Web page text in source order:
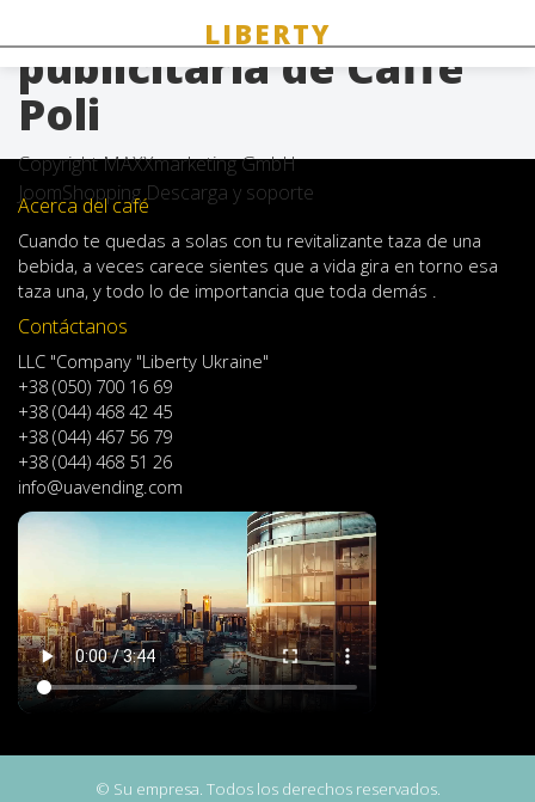
Producción
publicitaria de Caffe
Poli
Copyright MAXXmarketing GmbH
JoomShopping Descarga y soporte
Acerca del café
Cuando te quedas a solas con tu revitalizante taza de una
bebida, a veces carece sientes que a vida gira en torno esa
taza una, y todo lo de importancia que toda demás .
Contáctanos
LLC "Company "Liberty Ukraine"
+38 (050) 700 16 69
+38 (044) 468 42 45
+38 (044) 467 56 79
+38 (044) 468 51 26
info@uavending.com
© Su empresa. Todos los derechos reservados.